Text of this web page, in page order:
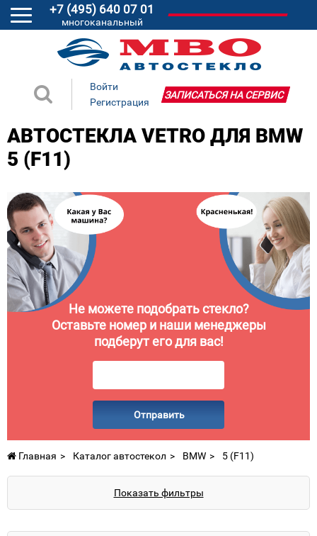
+7 (495) 640 07 01
многоканальный
Войти
Регистрация
ЗАПИСАТЬСЯ НА СЕРВИС
АВТОСТЕКЛА VETRO ДЛЯ BMW
5 (F11)
Не можете подобрать стекло?
Оставьте номер и наши менеджеры
подберут его для вас!
Отправить
Главная Каталог автостекол BMW 5 (F11)
Показать фильтры